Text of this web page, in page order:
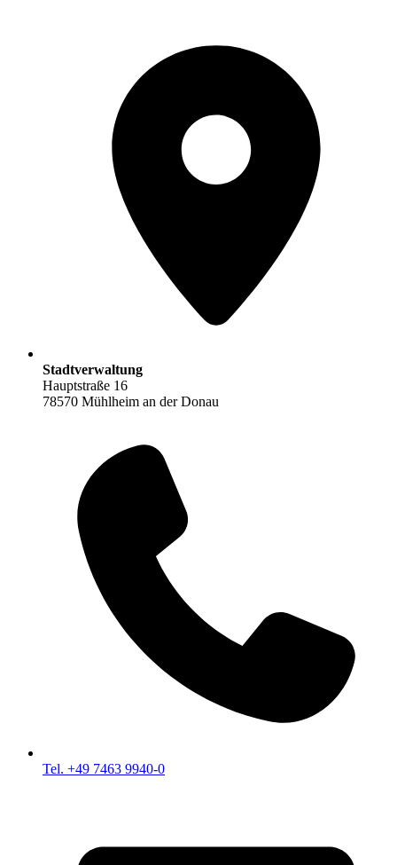
Stadtverwaltung
Hauptstraße 16
78570 Mühlheim an der Donau
Tel. +49 7463 9940-0